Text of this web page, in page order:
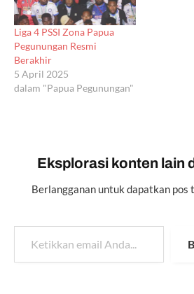
Liga 4 PSSI Zona Papua
Pegunungan Resmi
Berakhir
5 April 2025
dalam "Papua Pegunungan"
Eksplorasi konten lain
Berlangganan untuk dapatkan pos
Ketikkan email Anda...